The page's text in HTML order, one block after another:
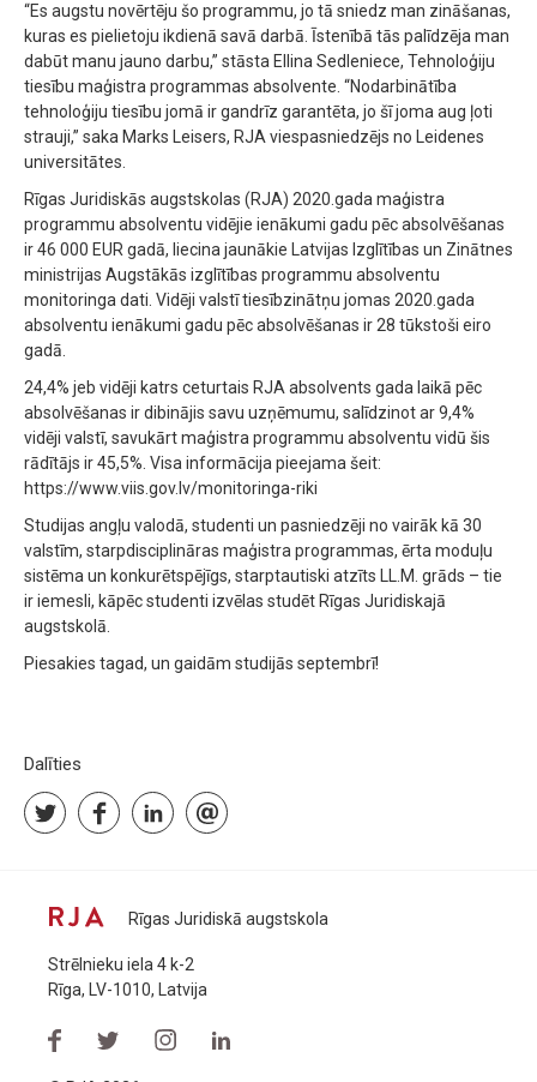
“Es augstu novērtēju šo programmu, jo tā sniedz man zināšanas,
kuras es pielietoju ikdienā savā darbā. Īstenībā tās palīdzēja man
dabūt manu jauno darbu,” stāsta Ellina Sedleniece, Tehnoloģiju
tiesību maģistra programmas absolvente. “Nodarbinātība
tehnoloģiju tiesību jomā ir gandrīz garantēta, jo šī joma aug ļoti
strauji,” saka Marks Leisers, RJA viespasniedzējs no Leidenes
universitātes.
Rīgas Juridiskās augstskolas (RJA) 2020.gada maģistra
programmu absolventu vidējie ienākumi gadu pēc absolvēšanas
ir 46 000 EUR gadā, liecina jaunākie Latvijas Izglītības un Zinātnes
ministrijas Augstākās izglītības programmu absolventu
monitoringa dati. Vidēji valstī tiesībzinātņu jomas 2020.gada
absolventu ienākumi gadu pēc absolvēšanas ir 28 tūkstoši eiro
gadā.
24,4% jeb vidēji katrs ceturtais RJA absolvents gada laikā pēc
absolvēšanas ir dibinājis savu uzņēmumu, salīdzinot ar 9,4%
vidēji valstī, savukārt maģistra programmu absolventu vidū šis
rādītājs ir 45,5%. Visa informācija pieejama šeit:
https://www.viis.gov.lv/monitoringa-riki
Studijas angļu valodā, studenti un pasniedzēji no vairāk kā 30
valstīm, starpdisciplināras maģistra programmas, ērta moduļu
sistēma un konkurētspējīgs, starptautiski atzīts LL.M. grāds – tie
ir iemesli, kāpēc studenti izvēlas studēt Rīgas Juridiskajā
augstskolā.
Piesakies tagad, un gaidām studijās septembrī!
Dalīties
Rīgas Juridiskā augstskola
Strēlnieku iela 4 k-2
Rīga, LV-1010, Latvija